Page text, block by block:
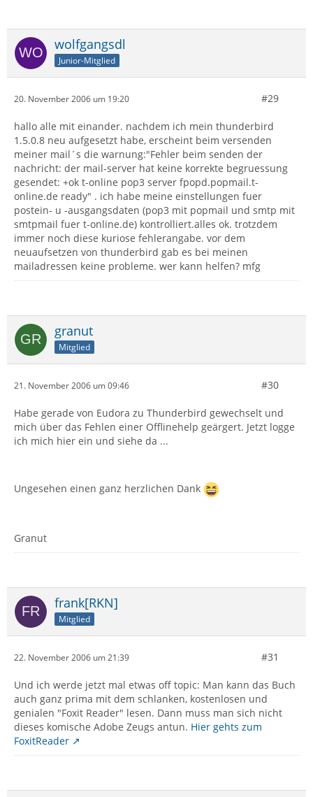
wolfgangsdl
Junior-Mitglied
20. November 2006 um 19:20 #29
hallo alle mit einander. nachdem ich mein thunderbird
1.5.0.8 neu aufgesetzt habe, erscheint beim versenden
meiner mail´s die warnung:"Fehler beim senden der
nachricht: der mail-server hat keine korrekte begruessung
gesendet: +ok t-online pop3 server fpopd.popmail.t-
online.de ready" . ich habe meine einstellungen fuer
postein- u -ausgangsdaten (pop3 mit popmail und smtp mit
smtpmail fuer t-online.de) kontrolliert.alles ok. trotzdem
immer noch diese kuriose fehlerangabe. vor dem
neuaufsetzen von thunderbird gab es bei meinen
mailadressen keine probleme. wer kann helfen? mfg
granut
Mitglied
21. November 2006 um 09:46 #30
Habe gerade von Eudora zu Thunderbird gewechselt und
mich über das Fehlen einer Offlinehelp geärgert. Jetzt logge
ich mich hier ein und siehe da ...
Ungesehen einen ganz herzlichen Dank
Granut
frank[RKN]
Mitglied
22. November 2006 um 21:39 #31
Und ich werde jetzt mal etwas off topic: Man kann das Buch
auch ganz prima mit dem schlanken, kostenlosen und
genialen "Foxit Reader" lesen. Dann muss man sich nicht
dieses komische Adobe Zeugs antun. Hier gehts zum
FoxitReader